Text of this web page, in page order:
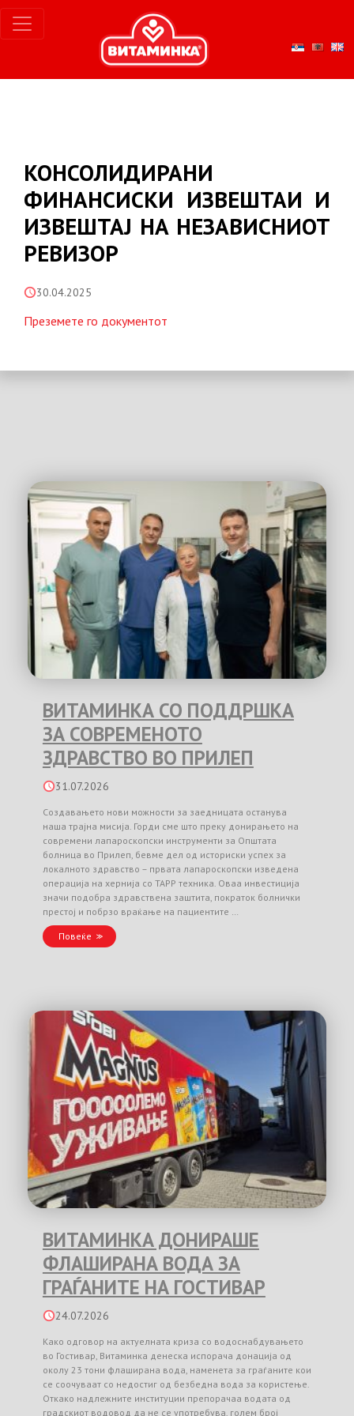
КОНСОЛИДИРАНИ
ФИНАНСИСКИ ИЗВЕШТАИ И
ИЗВЕШТАЈ НА НЕЗАВИСНИОТ
РЕВИЗОР
30.04.2025
Преземете го документот
ВИТАМИНКА СО ПОДДРШКА
ЗА СОВРЕМЕНОТО
ЗДРАВСТВО ВО ПРИЛЕП
31.07.2026
Создавањето нови можности за заедницата останува
наша трајна мисија. Горди сме што преку донирањето на
современи лапароскопски инструменти за Општата
болница во Прилеп, бевме дел од историски успех за
локалното здравство – првата лапароскопски изведена
операција на хернија со TAPP техника. Оваа инвестиција
значи подобра здравствена заштита, пократок болнички
престој и побрзо враќање на пациентите …
Повеќе
ВИТАМИНКА ДОНИРАШЕ
ФЛАШИРАНА ВОДА ЗА
ГРАЃАНИТЕ НА ГОСТИВАР
24.07.2026
Како одговор на актуелната криза со водоснабдувањето
во Гостивар, Витаминка денеска испорача донација од
околу 23 тони флаширана вода, наменета за граѓаните кои
се соочуваат со недостиг од безбедна вода за користење.
Откако надлежните институции препорачаа водата од
градскиот водовод да не се употребува, голем број